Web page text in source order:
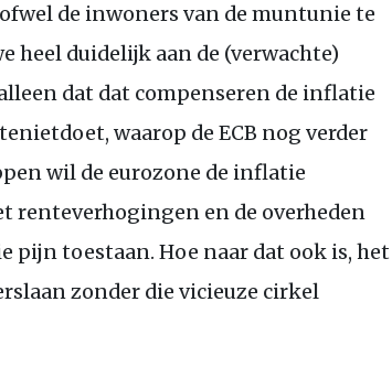
de inwoners van de muntunie te
heel duidelijk aan de (verwachte)
dat dat compenseren de inflatie
waarop de ECB nog verder
wil de eurozone de inflatie
renteverhogingen en de overheden
pijn toestaan. Hoe naar dat ook is, het
zonder die vicieuze cirkel